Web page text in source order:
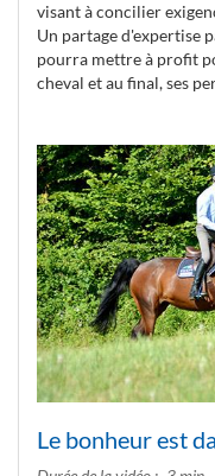
visant à concilier
Un partage d'expertise
pourra mettre à profit
cheval et au final, ses
Le bonheur est